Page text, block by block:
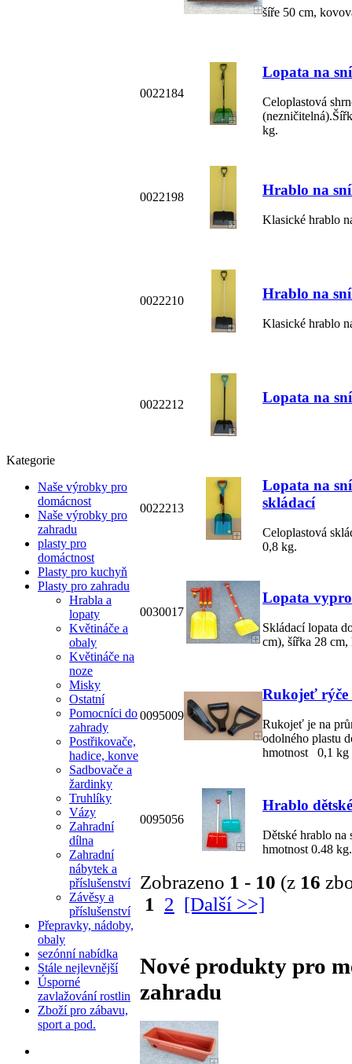
Kategorie
Naše výrobky pro
domácnost
Naše výrobky pro
zahradu
plasty pro
domáctnost
Plasty pro kuchyň
Plasty pro zahradu
Hrabla a
lopaty
Květináče a
obaly
Květináče na
noze
Misky
Ostatní
Pomocníci do
zahrady
Postřikovače,
hadice, konve
Sadbovače a
žardinky
Truhlíky
Vázy
Zahradní
dílna
Zahradní
nábytek a
příslušenství
Závěsy a
příslušenství
Přepravky, nádoby,
obaly
sezónní nabídka
Stále nejlevnější
Úsporné
zavlažování rostlin
Zboží pro zábavu,
sport a pod.
šíře 50 cm,
0022184
Lopata na
Celoplastová
kg.
0022198 Hrablo na
Klasické hrablo
0022210 Hrablo na
Klasické hrablo
0022212 Lopata na
0022213
Lopata na
skládací
Celoplastová
0,8 kg.
0030017
Lopata
Skládací lopata
cm), šířka 28 cm,
0095009
Rukojeť rýče
Rukojeť je na
odolného plastu
hmotnost 0,1 kg
0095056
Hrablo
Dětské hrablo na
hmotnost 0.48 kg.
Zobrazeno 1 - 10 (z 16
1 2 [Další >>]
Nové produkty pro
zahradu